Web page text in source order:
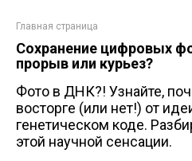
Главная страница
Сохранение цифровых
прорыв или курьез?
Фото в ДНК?! Узнайте,
восторге (или нет!) от
генетическом коде.
этой научной сенсации.